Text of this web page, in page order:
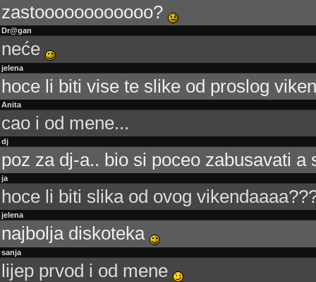
zastoooooooooooo?
Dr@gan
neće
jelena
hoce li biti vise te slike od proslog
Anita
cao i od mene...
dj
poz za dj-a.. bio si poceo zabusavati a
ja
hoce li biti slika od ovog
jelena
najbolja diskoteka
sanja
lijep prvod i od mene